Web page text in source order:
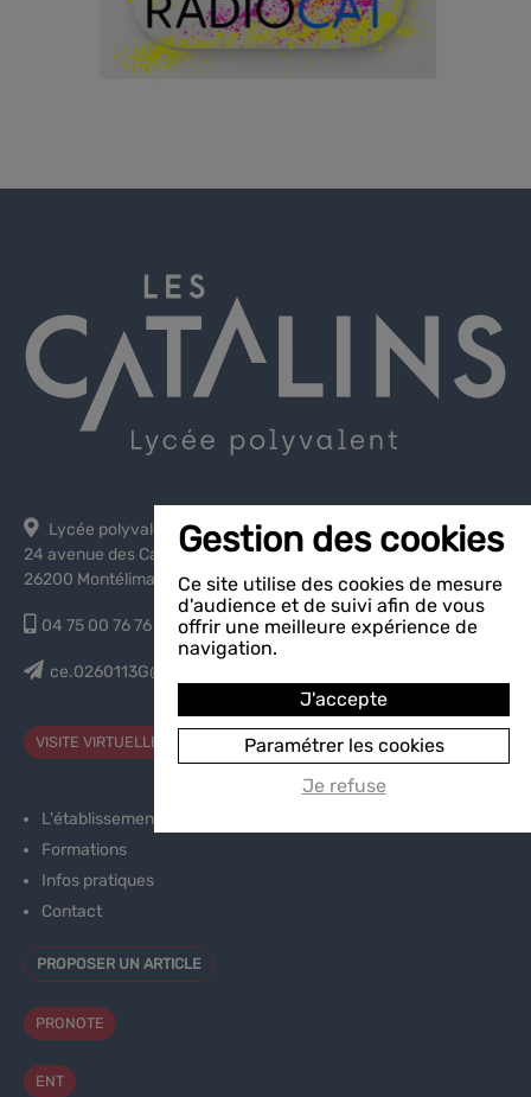
Lycée polyvalent les Catalins
24 avenue des Catalins
26200 Montélimar
04 75 00 76 76
ce.0260113G@ac-grenoble.fr
VISITE VIRTUELLE
L'établissement
Formations
Infos pratiques
Contact
PROPOSER UN ARTICLE
PRONOTE
ENT
Gestion des cookies
Ce site utilise des cookies de mesure
d'audience et de suivi afin de vous
offrir une meilleure expérience de
navigation.
J'accepte
Paramétrer les cookies
Je refuse